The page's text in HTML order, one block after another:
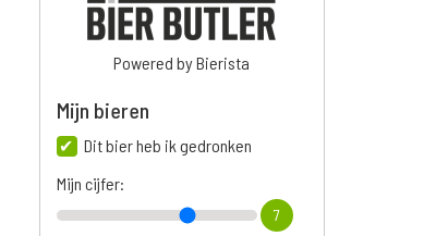
Powered by Bierista
Mijn bieren
Dit bier heb ik gedronken
Mijn cijfer:
7